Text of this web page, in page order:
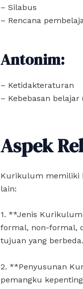
– Silabus
– Rencana
Antonim:
– Ketidakteraturan
– Kebebasan
Aspek
Kurikulum memiliki
lain:
1. **Jenis
formal, non-formal,
tujuan yang berbeda.
2. **Penyusunan
pemangku